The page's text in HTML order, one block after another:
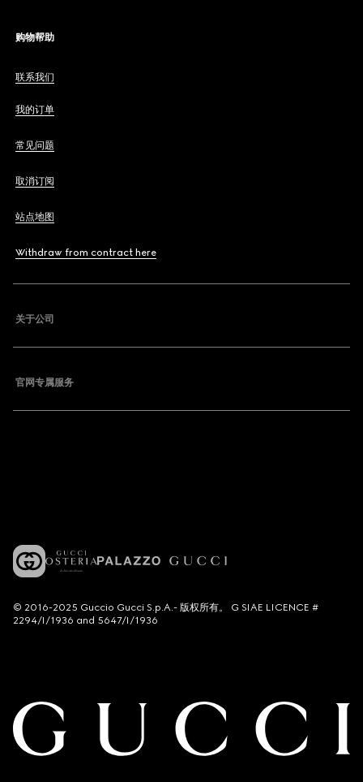
购物帮助
联系我们
我的订单
常见问题
取消订阅
站点地图
Withdraw from contract here
关于公司
官网专属服务
© 2016-2025 Guccio Gucci S.p.A.- 版权所有。 G SIAE LICENCE #
2294/I/1936 and 5647/I/1936